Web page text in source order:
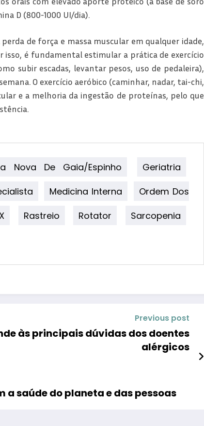
D (800-1000 UI/dia).
de força e massa muscular em qualquer idade,
isso, é fundamental estimular a prática de exercício
subir escadas, levantar pesos, uso de pedaleira),
O exercício aeróbico (caminhar, nadar, tai-chi,
e a melhoria da ingestão de proteínas, pelo que
Nova De Gaia/Espinho
Geriatria
Medicina Interna
Ordem Dos
Rastreio Rotator
Sarcopenia
Previous post
às principais dúvidas dos doentes
alérgicos
a saúde do planeta e das pessoas